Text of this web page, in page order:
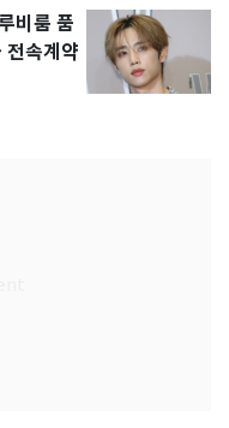
비룸 품
속계약